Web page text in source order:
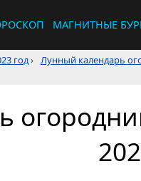
МАГНИТНЫЕ
год› Лунный календарь